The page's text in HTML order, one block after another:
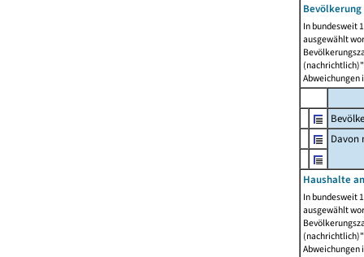
In bundesweit
ausgewählt
Abweichungen
Davon
Haushalte
In bundesweit
ausgewählt
Abweichungen